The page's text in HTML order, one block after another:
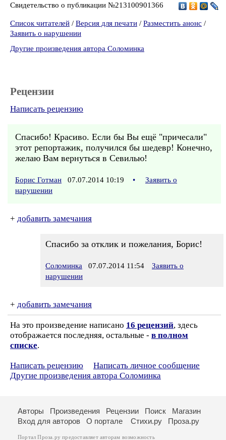
Свидетельство о публикации №213100901366
Список читателей / Версия для печати / Разместить анонс /
Заявить о нарушении
Другие произведения автора Соломинка
Рецензии
Написать рецензию
Спасибо! Красиво. Если бы Вы ещё "причесали"
этот репортажик, получился бы шедевр! Конечно,
желаю Вам вернуться в Севилью!
Борис Готман 07.07.2014 10:19 •
Заявить о
нарушении
+ добавить замечания
Спасибо за отклик и пожелания, Борис!
Соломинка 07.07.2014 11:54
Заявить о
нарушении
+ добавить замечания
На это произведение написано 16 рецензий, здесь
отображается последняя, остальные - в полном
списке.
Написать рецензию
Написать личное сообщение
Другие произведения автора Соломинка
Авторы Произведения Рецензии Поиск
Магазин
Вход для авторов
О портале Стихи.ру Проза.ру
Портал Проза.ру предоставляет авторам возможность